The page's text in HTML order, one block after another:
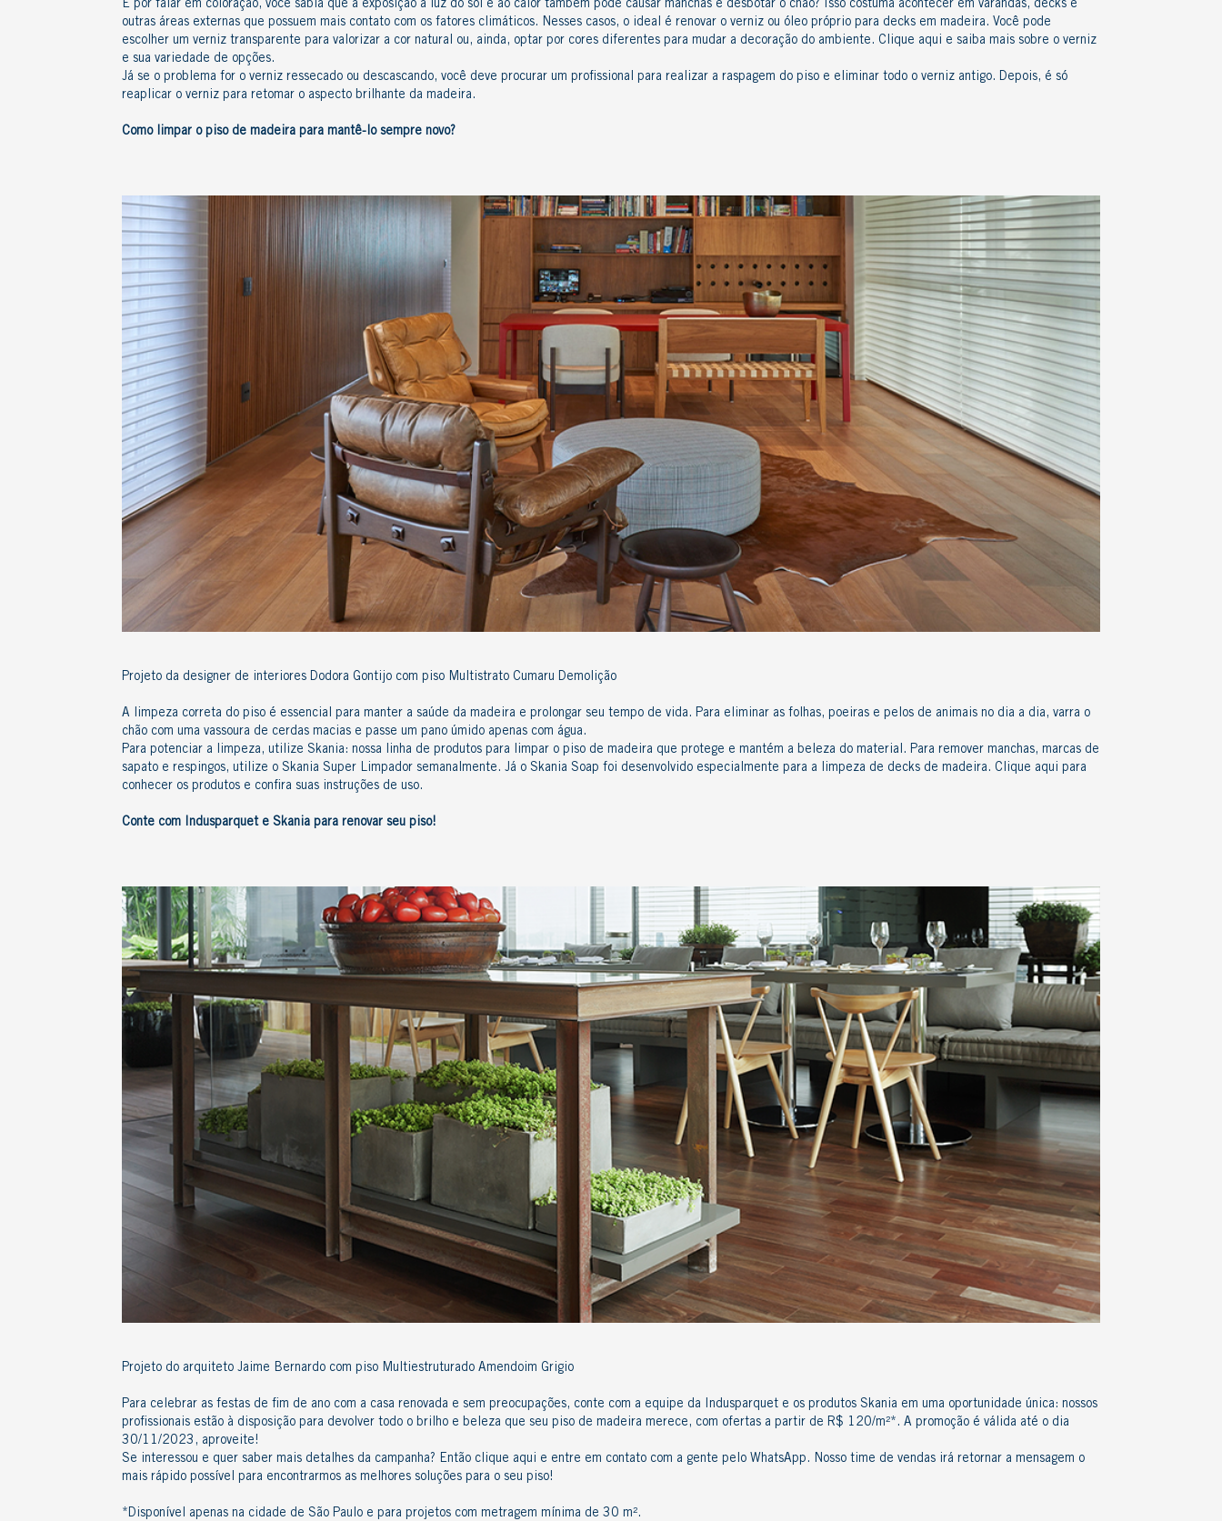
E por falar em coloração, você sabia que a exposição à luz do sol e ao calor também pode causar manchas e desbotar o chão? Isso costuma acontecer em varandas, decks e
outras áreas externas que possuem mais contato com os fatores climáticos. Nesses casos, o ideal é renovar o verniz ou óleo próprio para decks em madeira. Você pode
escolher um verniz transparente para valorizar a cor natural ou, ainda, optar por cores diferentes para mudar a decoração do ambiente. Clique aqui e saiba mais sobre o verniz
e sua variedade de opções.
Já se o problema for o verniz ressecado ou descascando, você deve procurar um profissional para realizar a raspagem do piso e eliminar todo o verniz antigo. Depois, é só
reaplicar o verniz para retomar o aspecto brilhante da madeira.
Como limpar o piso de madeira para mantê-lo sempre novo?
Projeto da designer de interiores Dodora Gontijo com piso Multistrato Cumaru Demolição
A limpeza correta do piso é essencial para manter a saúde da madeira e prolongar seu tempo de vida. Para eliminar as folhas, poeiras e pelos de animais no dia a dia, varra o
chão com uma vassoura de cerdas macias e passe um pano úmido apenas com água.
Para potenciar a limpeza, utilize Skania: nossa linha de produtos para limpar o piso de madeira que protege e mantém a beleza do material. Para remover manchas, marcas de
sapato e respingos, utilize o Skania Super Limpador semanalmente. Já o Skania Soap foi desenvolvido especialmente para a limpeza de decks de madeira. Clique aqui para
conhecer os produtos e confira suas instruções de uso.
Conte com Indusparquet e Skania para renovar seu piso!
Projeto do arquiteto Jaime Bernardo com piso Multiestruturado Amendoim Grigio
Para celebrar as festas de fim de ano com a casa renovada e sem preocupações, conte com a equipe da Indusparquet e os produtos Skania em uma oportunidade única: nossos
profissionais estão à disposição para devolver todo o brilho e beleza que seu piso de madeira merece, com ofertas a partir de R$ 120/m²*. A promoção é válida até o dia
30/11/2023, aproveite!
Se interessou e quer saber mais detalhes da campanha? Então clique aqui e entre em contato com a gente pelo WhatsApp . Nosso time de vendas irá retornar a mensagem o
mais rápido possível para encontrarmos as melhores soluções para o seu piso!
*Disponível apenas na cidade de São Paulo e para projetos com metragem mínima de 30 m².